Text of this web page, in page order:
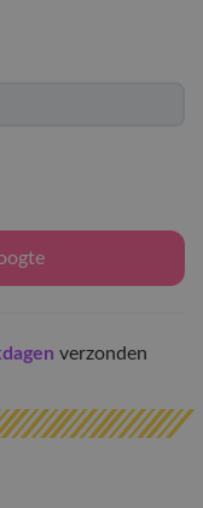
verzonden